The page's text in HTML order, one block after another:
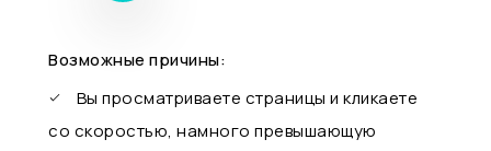
Возможные причины:
Вы просматриваете страницы и кликаете
со скоростью, намного превышающую